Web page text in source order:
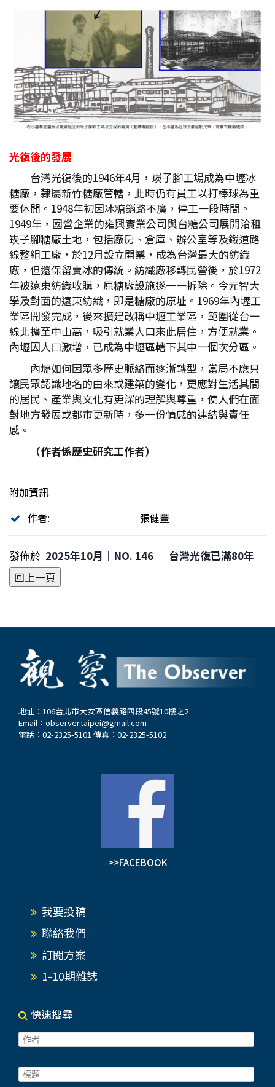
光復後的發展
台灣光復後的1946年4月，崁子腳工場成為中壢冰
糖廠，隸屬新竹糖廠管轄，此時仍有員工以打棒球為重
要休閒。1948年初因冰糖銷路不廣，停工一段時間。
1949年，國營企業的雍興實業公司與台糖公司展開洽租
崁子腳糖廠土地，包括廠房、倉庫、辦公室等及鐵道路
線整組工廠，於12月設立開業，成為台灣最大的紡織
廠，但還保留賣冰的傳統。紡織廠移轉民營後，於1972
年被遠東紡織收購，原糖廠設施遂一一拆除。今元智大
學及對面的遠東紡織，即是糖廠的原址。1969年內壢工
業區開發完成，後來擴建改稱中壢工業區，範圍從台一
線北擴至中山高，吸引就業人口來此居住，方便就業。
內壢因人口激增，已成為中壢區轄下其中一個次分區。
內壢如何因眾多歷史脈絡而逐漸轉型，當局不應只
讓民眾認識地名的由來或建築的變化，更應對生活其間
的居民、產業與文化有更深的理解與尊重，使人們在面
對地方發展或都市更新時，多一份情感的連結與責任
感。
（作者係歷史研究工作者）
附加資訊
作者:
張健豐
發佈於 2025年10月｜NO. 146 │ 台灣光復已滿80年
地址：106台北市大安區信義路四段45號10樓之2
Email： observer.taipei@gmail.com
電話：02-2325-5101 傳真：02-2325-5102
>>FACEBOOK
我要投稿
聯絡我們
訂閱方案
1-10期雜誌
快速搜尋